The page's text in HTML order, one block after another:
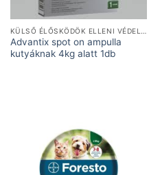
Advantix spot on ampulla
kutyáknak 4kg alatt 1db